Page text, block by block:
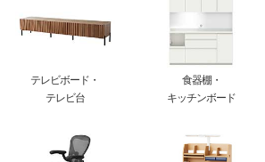
テレビボード・
テレビ台
食器棚・
キッチンボード